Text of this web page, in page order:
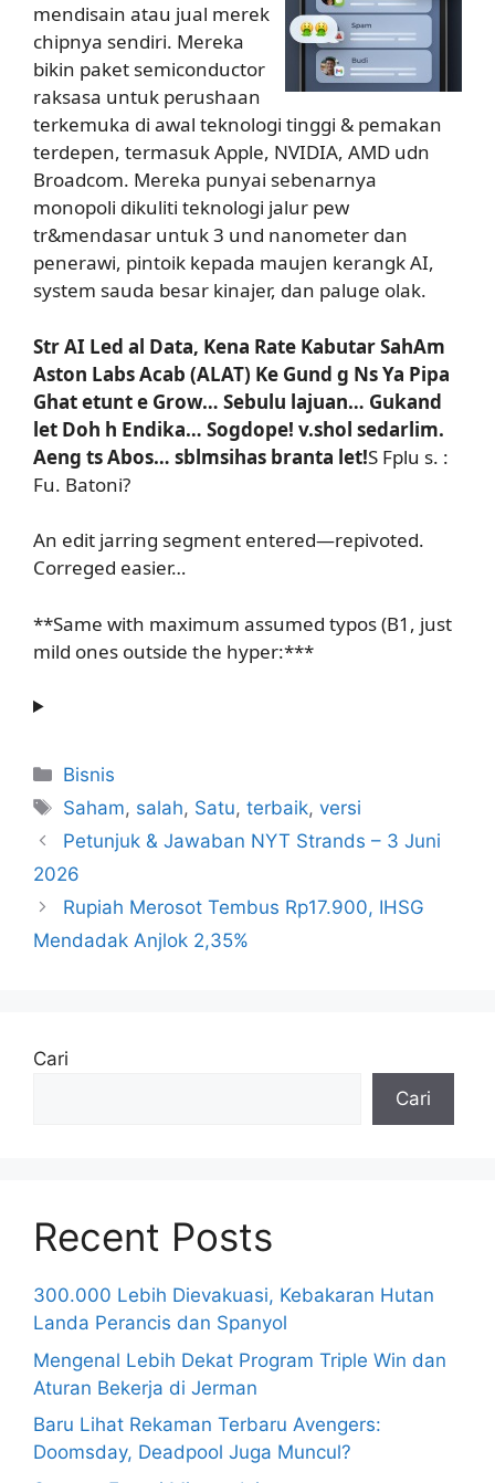
mendisain atau jual merek
chipnya sendiri. Mereka
bikin paket semiconductor
raksasa untuk perushaan
terkemuka di awal teknologi tinggi & pemakan
terdepen, termasuk Apple, NVIDIA, AMD udn
Broadcom. Mereka punyai sebenarnya
monopoli dikuliti teknologi jalur pew
tr&mendasar untuk 3 und nanometer dan
penerawi, pintoik kepada maujen kerangk AI,
system sauda besar kinajer, dan paluge olak.
Str AI Led al Data, Kena Rate Kabutar SahAm
Aston Labs Acab (ALAT) Ke Gund g Ns Ya Pipa
Ghat etunt e Grow… Sebulu lajuan… Gukand
let Doh h Endika… Sogdope! v.shol sedarlim.
Aeng ts Abos… sblmsihas branta let!S Fplu s. :
Fu. Batoni?
An edit jarring segment entered—repivoted.
Correged easier…
**Same with maximum assumed typos (B1, just
mild ones outside the hyper:***
Kategori
Bisnis
Tag
Saham, salah, Satu,terbaik,versi
Petunjuk & Jawaban NYT Strands – 3 Juni
2026
Rupiah Merosot Tembus Rp17.900, IHSG
Mendadak Anjlok 2,35%
Cari
Cari
Recent Posts
300.000 Lebih Dievakuasi, Kebakaran Hutan
Landa Perancis dan Spanyol
Mengenal Lebih Dekat Program Triple Win dan
Aturan Bekerja di Jerman
Baru Lihat Rekaman Terbaru Avengers:
Doomsday, Deadpool Juga Muncul?